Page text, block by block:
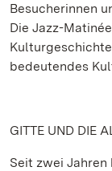
Besucherinnen
Die Jazz-
bedeutendes
GITTE UND DIE
Seit zwei